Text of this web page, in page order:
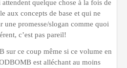
attendent quelque chose à la fois de
aux concepts de base et qui ne
une promesse/slogan comme quoi
c’est pas pareil!
sur ce coup même si ce volume en
est alléchant au moins